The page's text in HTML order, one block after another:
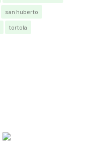
san huberto
tortola